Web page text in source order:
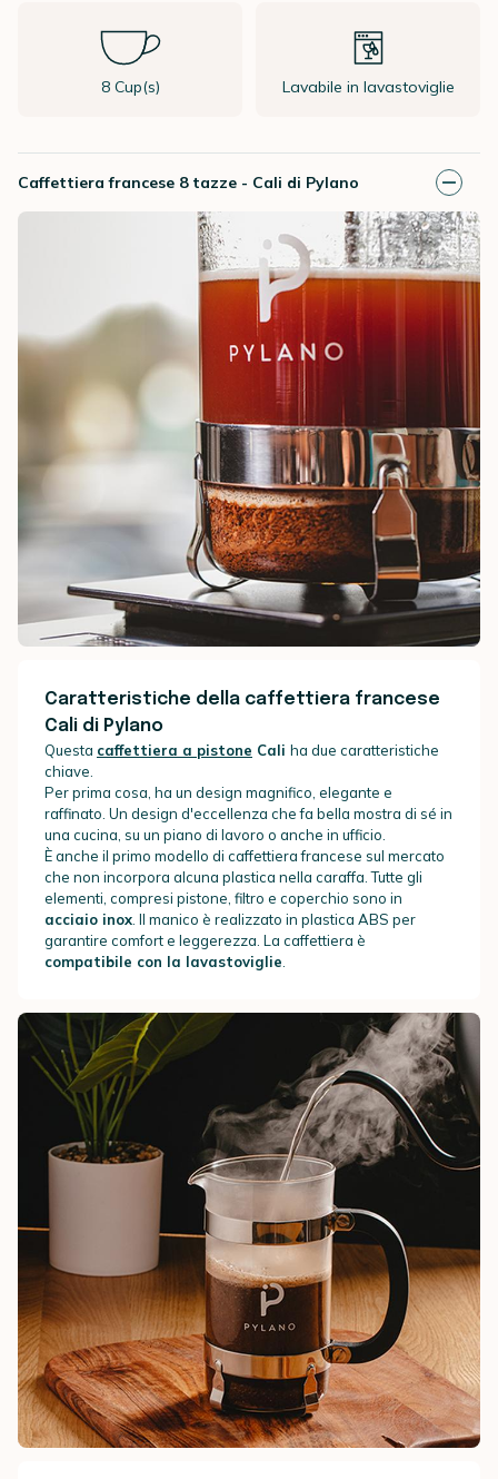
8 Cup(s) Lavabile in lavastoviglie
Caffettiera francese 8 tazze - Cali di Pylano
Caratteristiche della caffettiera francese
Cali di Pylano
Questa caffettiera a pistone Cali ha due caratteristiche
chiave.
Per prima cosa, ha un design magnifico, elegante e
raffinato. Un design d'eccellenza che fa bella mostra di sé in
una cucina, su un piano di lavoro o anche in ufficio.
È anche il primo modello di caffettiera francese sul mercato
che non incorpora alcuna plastica nella caraffa. Tutte gli
elementi, compresi pistone, filtro e coperchio sono in
acciaio inox . Il manico è realizzato in plastica ABS per
garantire comfort e leggerezza. La caffettiera è
compatibile con la lavastoviglie